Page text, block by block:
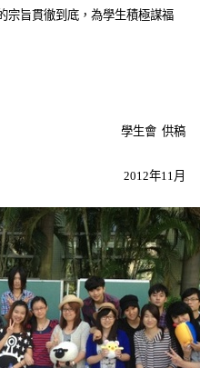
宗旨貫徹到底，為學生積極謀福
學生會 供稿
2012年11月